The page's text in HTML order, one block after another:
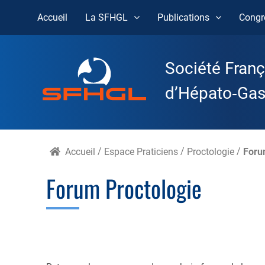
Skip
Accueil La SFHGL Publications
Société
Accueil / Espace Praticiens / Proctologie /
Forum Proctologie